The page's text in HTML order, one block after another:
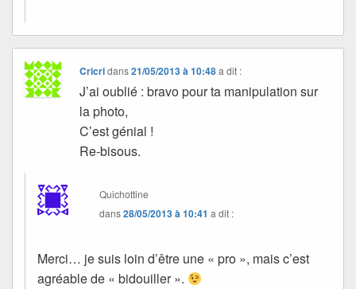
Cricridans21/05/2013 à 10:48 a dit :
J’ai oublié : bravo pour ta manipulation sur
la photo,
C’est génial !
Re-bisous.
Quichottine
dans28/05/2013 à 10:41 a dit :
Merci… je suis loin d’être une « pro », mais c’est
agréable de « bidouiller ».